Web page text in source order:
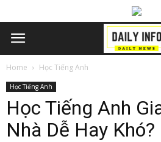
Home Học Tiếng Anh
Học Tiếng Anh
Học Tiếng Anh
Nhà Dễ Hay Khó?